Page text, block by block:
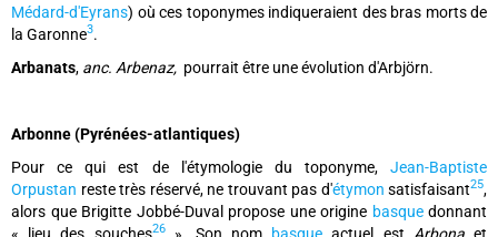
Médard-d'Eyrans) où ces toponymes indiqueraient des bras morts de
la Garonne3.
Arbanats, anc. Arbenaz, pourrait être une évolution d'Arbjörn.
Arbonne (Pyrénées-atlantiques)
Pour ce qui est de l'étymologie du toponyme, Jean-Baptiste
Orpustan reste très réservé, ne trouvant pas d'étymon satisfaisant25,
alors que Brigitte Jobbé-Duval propose une origine basquedonnant
« lieu des souches26». Son nom basque actuel est Arbonaet